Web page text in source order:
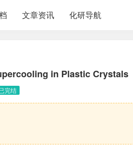
文章资讯 化研导航
in Plastic Crystals
完结